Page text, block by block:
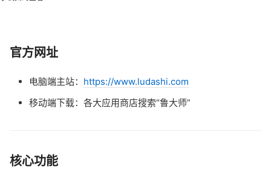
官方网址
电脑端主站： https://www.ludashi.com
移动端下载：各大应用商店搜索“鲁大师”
核心功能